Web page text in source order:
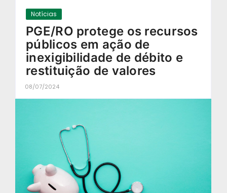
Notícias
PGE/RO protege os recursos
públicos em ação de
inexigibilidade de débito e
restituição de valores
08/07/2024